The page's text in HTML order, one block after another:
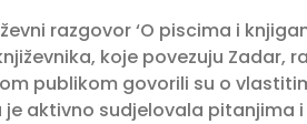
razgovor ‘O piscima i
koje povezuju Zadar,
publikom govorili su o
aktivno sudjelovala pitanjima